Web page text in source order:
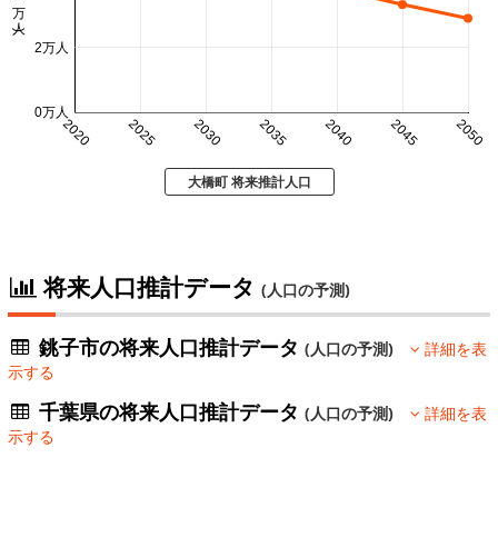
2020 2025 2030 2035 2040 2045 2050
0万人
2万人
大橋町 将来推計人口
将来人口推計データ (人口の予測)
銚子市の将来人口推計データ(人口の予測)
詳細を表
示する
千葉県の将来人口推計データ(人口の予測)
詳細を表
示する